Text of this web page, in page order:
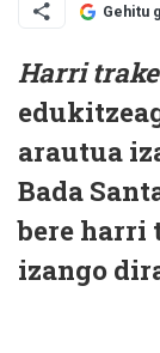
Gehitu
Harri
arautua
Bada
bere harri
izango